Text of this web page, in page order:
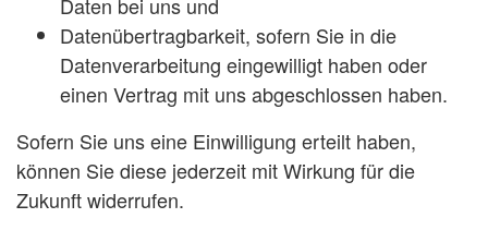
Datenübertragbarkeit, sofern Sie in die
Datenverarbeitung eingewilligt haben oder
einen Vertrag mit uns abgeschlossen haben.
Sofern Sie uns eine Einwilligung erteilt haben,
können Sie diese jederzeit mit Wirkung für die
Zukunft widerrufen.